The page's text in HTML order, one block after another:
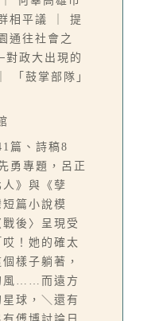
相平議 ｜ 提
通往社會之
政大出現的
「鼓掌部隊」
篇、詩稿8
勇專題，呂正
》與《孽
篇小說模
後〉呈現受
！她的確太
樣子躺著，
風……而遠方
球，＼還有